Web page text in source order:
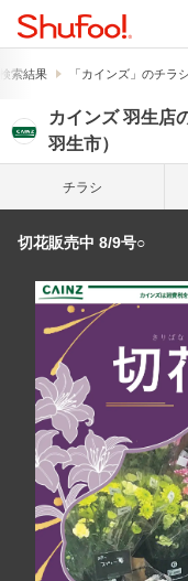
索結果 「カインズ」のチラ
カインズ 羽生店
羽生市）
チラシ
切花販売中 8/9号○